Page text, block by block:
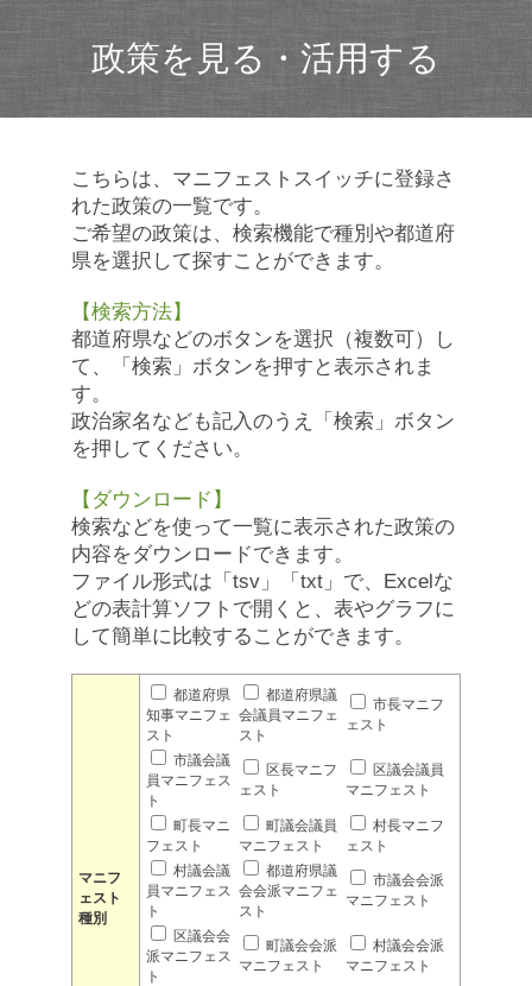
政策を見る・活用する
こちらは、マニフェストスイッチに登録さ
れた政策の一覧です。
ご希望の政策は、検索機能で種別や都道府
県を選択して探すことができます。
【検索方法】
都道府県などのボタンを選択（複数可）し
て、「検索」ボタンを押すと表示されま
す。
政治家名なども記入のうえ「検索」ボタン
を押してください。
【ダウンロード】
検索などを使って一覧に表示された政策の
内容をダウンロードできます。
ファイル形式は「tsv」「txt」で、Excelな
どの表計算ソフトで開くと、表やグラフに
して簡単に比較することができます。
マニフ
ェスト
種別
都道府県
知事マニフェ
スト
都道府県議
会議員マニフェ
スト
市長マニフ
ェスト
市議会議
員マニフェス
ト
区長マニフ
ェスト
区議会議員
マニフェスト
町長マニ
フェスト
町議会議員
マニフェスト
村長マニフ
ェスト
村議会議
員マニフェス
ト
都道府県議
会会派マニフェ
スト
市議会会派
マニフェスト
区議会会
派マニフェス
ト
町議会会派
マニフェスト
村議会会派
マニフェスト